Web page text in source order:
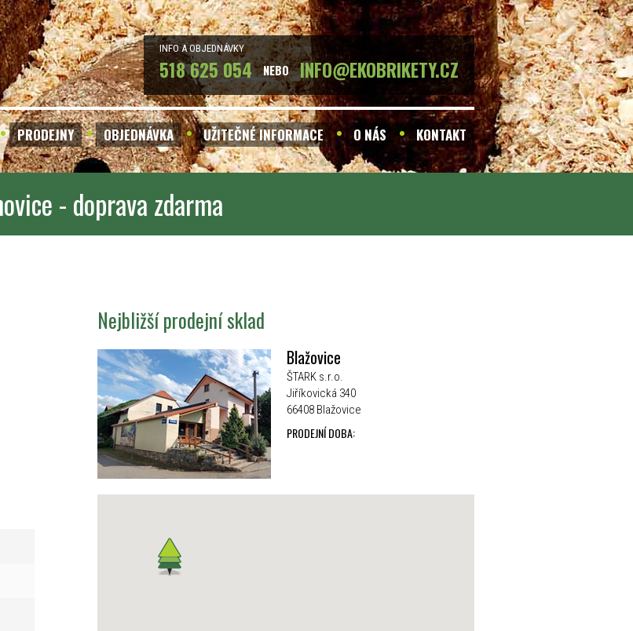
INFO A OBJEDNÁVKY
518 625 054 NEBO INFO@EKOBRIKETY.CZ
PRODEJNY OBJEDNÁVKA UŽITEČNÉ INFORMACE O NÁS KONTAKT
- doprava zdarma
Nejbližší prodejní sklad
Blažovice
ŠTARK s.r.o.
Jiříkovická 340
66408 Blažovice
PRODEJNÍ DOBA: